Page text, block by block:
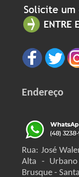
Endereço
Rua: José
Alta -
Brusque -